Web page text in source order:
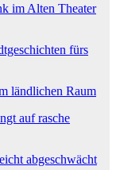
im Alten Theater
fürs
ländlichen Raum
auf rasche
abgeschwächt